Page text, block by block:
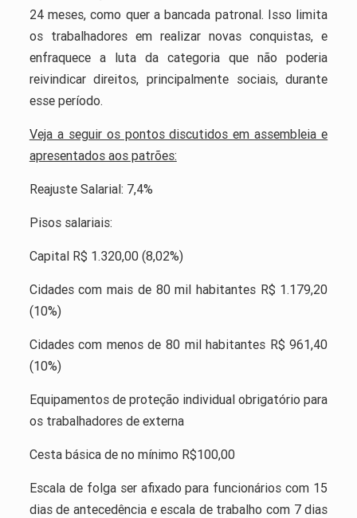
24 meses, como quer a bancada patronal. Isso limita
os trabalhadores em realizar novas conquistas, e
enfraquece a luta da categoria que não poderia
reivindicar direitos, principalmente sociais, durante
esse período.
Veja a seguir os pontos discutidos em assembleia e
apresentados aos patrões:
Reajuste Salarial: 7,4%
Pisos salariais:
Capital R$ 1.320,00 (8,02%)
Cidades com mais de 80 mil habitantes R$ 1.179,20
(10%)
Cidades com menos de 80 mil habitantes R$ 961,40
(10%)
Equipamentos de proteção individual obrigatório para
os trabalhadores de externa
Cesta básica de no mínimo R$100,00
Escala de folga ser afixado para funcionários com 15
dias de antecedência e escala de trabalho com 7 dias